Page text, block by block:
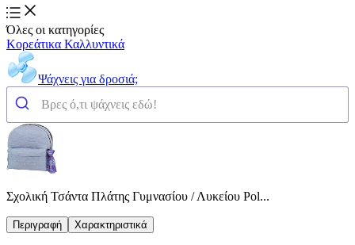
Όλες οι κατηγορίες
Κορεάτικα Καλλυντικά
Ψάχνεις για δροσιά;
Σχολική Τσάντα Πλάτης Γυμνασίου / Λυκείου Pol...
Περιγραφή Χαρακτηριστικά